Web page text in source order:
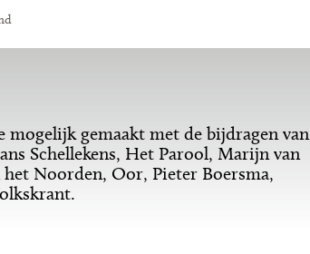
mogelijk gemaakt met de bijdragen van
Schellekens, Het Parool, Marijn van
Noorden, Oor, Pieter Boersma,